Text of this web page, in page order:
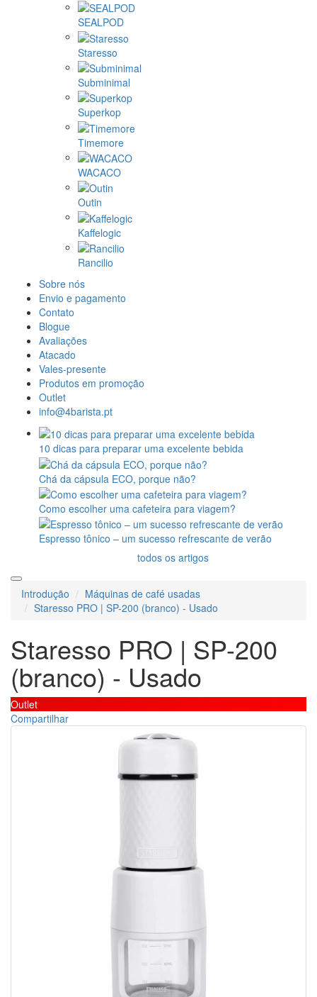
SEALPOD
Staresso
Subminimal
Superkop
Timemore
WACACO
Outin
Kaffelogic
Rancilio
Sobre nós
Envio e pagamento
Contato
Blogue
Avaliações
Atacado
Vales-presente
Produtos em promoção
Outlet
info@4barista.pt
10 dicas para preparar uma excelente bebida
Chá da cápsula ECO, porque não?
Como escolher uma cafeteira para viagem?
Espresso tônico – um sucesso refrescante de verão
todos os artigos
Introdução
Máquinas de café usadas
Staresso PRO | SP-200 (branco) - Usado
Staresso PRO | SP-200
(branco) - Usado
Outlet
Compartilhar